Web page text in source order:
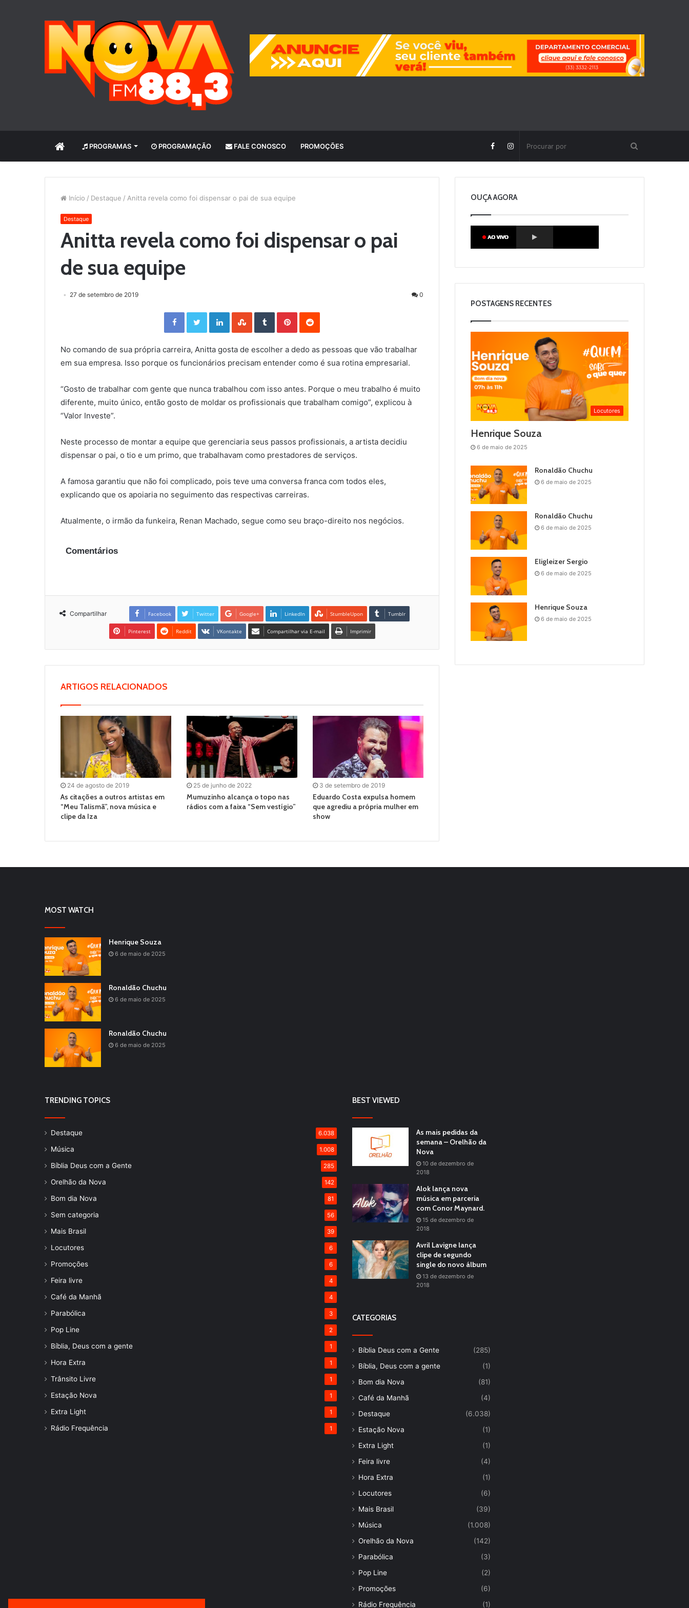
INÍCIO PROGRAMAS PROGRAMAÇÃO FALE CONOSCO PROMOÇÕES
Início / Destaque / Anitta revela como foi dispensar o pai de sua equipe
Destaque
Anitta revela como foi dispensar o pai
de sua equipe
27 de setembro de 2019 0
Facebook Twitter LinkedIn StumbleUpon Tumblr Pinterest
No comando de sua própria carreira, Anitta gosta de escolher a dedo as pessoas que vão trabalhar
em sua empresa. Isso porque os funcionários precisam entender como é sua rotina empresarial.
“Gosto de trabalhar com gente que nunca trabalhou com isso antes. Porque o meu trabalho é muito
diferente, muito único, então gosto de moldar os profissionais que trabalham comigo”, explicou à
“Valor Investe”.
Neste processo de montar a equipe que gerenciaria seus passos profissionais, a artista decidiu
dispensar o pai, o tio e um primo, que trabalhavam como prestadores de serviços.
A famosa garantiu que não foi complicado, pois teve uma conversa franca com todos eles,
explicando que os apoiaria no seguimento das respectivas carreiras.
Atualmente, o irmão da funkeira, Renan Machado, segue como seu braço-direito nos negócios.
Comentários
Compartilhar Facebook Twitter Google+ LinkedIn StumbleUpon Tumblr
Pinterest Reddit VKontakte Compartilhar via E-mail Imprimir
ARTIGOS RELACIONADOS
24 de agosto de 2019
As citações a outros artistas em
“Meu Talismã”, nova música e
clipe da Iza
25 de junho de 2022
Mumuzinho alcança o topo nas
rádios com a faixa “Sem vestígio”
3 de setembro de 2019
Eduardo Costa expulsa homem
que agrediu a própria mulher em
show
OUÇA AGORA
POSTAGENS RECENTES
Locutores
Henrique Souza
6 de maio de 2025
Ronaldão Chuchu
6 de maio de 2025
Ronaldão Chuchu
6 de maio de 2025
Eligleizer Sergio
6 de maio de 2025
Henrique Souza
6 de maio de 2025
MOST WATCH
Henrique Souza
6 de maio de 2025
Ronaldão Chuchu
6 de maio de 2025
Ronaldão Chuchu
6 de maio de 2025
TRENDING TOPICS
Destaque 6.038
Música 1.008
Bíblia Deus com a Gente 285
Orelhão da Nova 142
Bom dia Nova 81
Sem categoria 56
Mais Brasil 39
Locutores 6
Promoções 6
Feira livre 4
Café da Manhã 4
Parabólica 3
Pop Line 2
Bíblia, Deus com a gente 1
Hora Extra 1
Trânsito Livre 1
Estação Nova 1
Extra Light 1
Rádio Frequência 1
BEST VIEWED
As mais pedidas da
semana – Orelhão da
Nova
10 de dezembro de
2018
Alok lança nova
música em parceria
com Conor Maynard.
15 de dezembro de
2018
Avril Lavigne lança
clipe de segundo
single do novo álbum
13 de dezembro de
2018
CATEGORIAS
Bíblia Deus com a Gente
(285)
Bíblia, Deus com a gente
(1)
Bom dia Nova
(81)
Café da Manhã
(4)
Destaque
(6.038)
Estação Nova
(1)
Extra Light
(1)
Feira livre
(4)
Hora Extra
(1)
Locutores
(6)
Mais Brasil
(39)
Música
(1.008)
Orelhão da Nova
(142)
Parabólica
(3)
Pop Line
(2)
Promoções
(6)
Rádio Frequência
(1)